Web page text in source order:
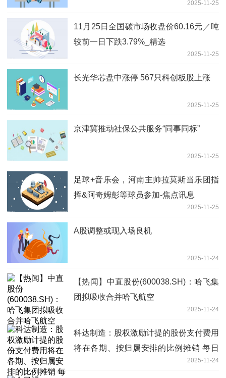
2025-11-25
11月25日全国碳市场收盘价60.16元／吨
较前一日下跌3.79%_精选
2025-11-25
长光华芯盘中涨停 567只科创板股上涨
2025-11-25
京津冀推动社保公共服务“同事同标”
2025-11-25
足球+音乐会，河南主帅拉莫斯当乐团指
挥&阿奇姆彭等球员参加-焦点讯息
2025-11-25
A股调整或现入场良机
2025-11-24
【热闻】中直股份(600038.SH)：哈飞集
团拟吸收合并哈飞航空
2025-11-24
科达制造：股权激励计提的股份支付费用
将在各期、按归属安排的比例摊销 每日
2025-11-24